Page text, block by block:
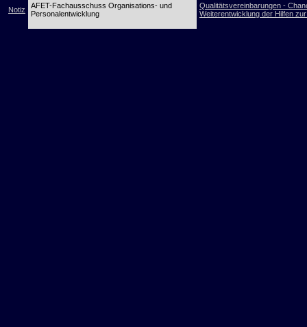
Notiz
AFET-Fachausschuss Organisations- und
Personalentwicklung
Qualitätsvereinbarungen -
Weiterentwicklung der Hilfen